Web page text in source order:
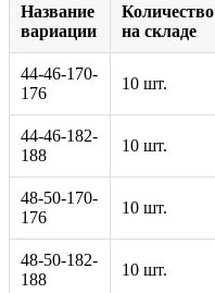
Название
вариации
Количество
на складе
44-46-170-
176
10 шт.
44-46-182-
188
10 шт.
48-50-170-
176
10 шт.
48-50-182-
188
10 шт.